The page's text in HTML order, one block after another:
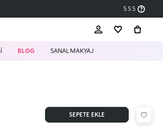
SSS
BLOG SANAL MAKYAJ
SEPETE EKLE